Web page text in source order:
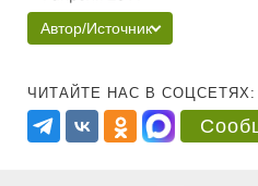
Автор/Источник
ЧИТАЙТЕ НАС В СОЦСЕТЯХ: